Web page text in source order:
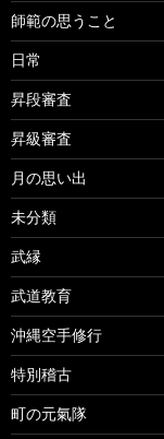
師範の思うこと
日常
昇段審査
昇級審査
月の思い出
未分類
武縁
武道教育
沖縄空手修行
特別稽古
町の元氣隊